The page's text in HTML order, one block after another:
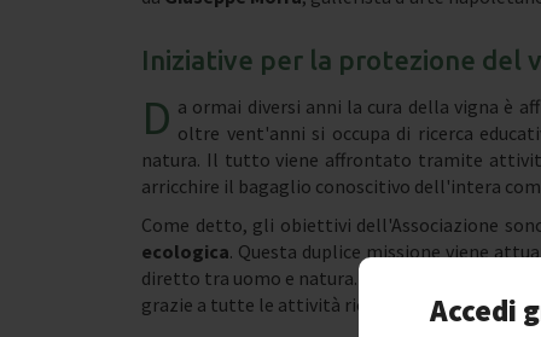
Accedi
Iniziative per la protezione del
D a ormai diversi anni la cura della vigna è
oltre vent'anni si occupa di ricerca
natura. Il tutto viene affrontato tramite
arricchire il bagaglio conoscitivo dell'intera
Come detto, gli obiettivi dell'Associazione
ecologica. Questa duplice missione viene
diretto tra uomo e natura. La gestione della
grazie a tutte le attività ricreative che vengono